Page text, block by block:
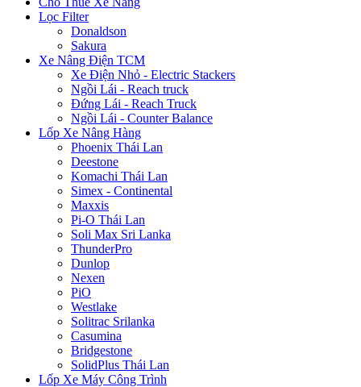
Lọc Filter
Donaldson
Sakura
Xe Nâng Điện TCM
Xe Điện Nhỏ - Electric Stackers
Ngồi Lái - Reach truck
Đứng Lái - Reach Truck
Ngồi Lái - Counter Balance
Lốp Xe Nâng Hàng
Phoenix Thái Lan
Deestone
Komachi Thái Lan
Simex - Continental
Maxxis
Pi-O Thái Lan
Soli Max Sri Lanka
ThunderPro
Dunlop
Nexen
PiO
Westlake
Solitrac Srilanka
Casumina
Bridgestone
SolidPlus Thái Lan
Lốp Xe Máy Công Trình